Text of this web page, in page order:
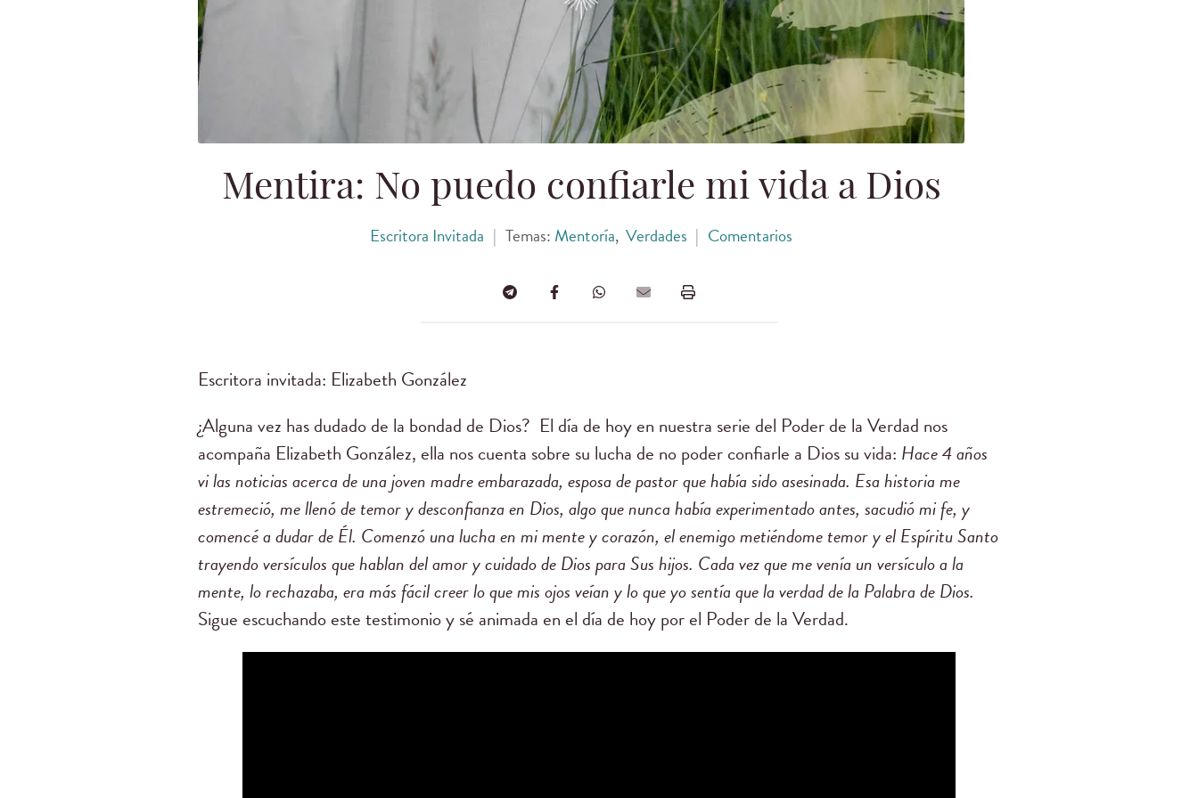
Mentira: No puedo confiarle mi vida a Dios
Escritora Invitada | Temas: Mentoría, Verdades | Comentarios
Escritora invitada: Elizabeth González
¿Alguna vez has dudado de la bondad de Dios? El día de hoy en nuestra serie del Poder de la Verdad nos
acompaña Elizabeth González, ella nos cuenta sobre su lucha de no poder confiarle a Dios su vida: Hace 4 años
vi las noticias acerca de una joven madre embarazada, esposa de pastor que había sido asesinada. Esa historia me
estremeció, me llenó de temor y desconfianza en Dios, algo que nunca había experimentado antes, sacudió mi fe, y
comencé a dudar de Él. Comenzó una lucha en mi mente y corazón, el enemigo metiéndome temor y el Espíritu Santo
trayendo versículos que hablan del amor y cuidado de Dios para Sus hijos. Cada vez que me venía un versículo a la
mente, lo rechazaba, era más fácil creer lo que mis ojos veían y lo que yo sentía que la verdad de la Palabra de Dios.
Sigue escuchando este testimonio y sé animada en el día de hoy por el Poder de la Verdad.